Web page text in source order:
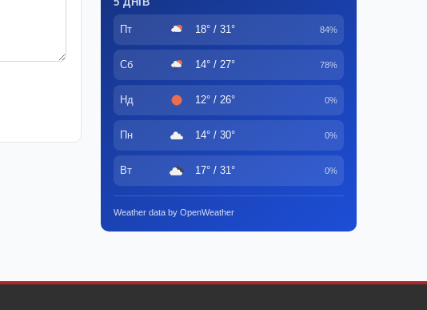
Пт 18° / 31° 84%
Сб 14° / 27° 78%
Нд 12° / 26° 0%
Пн 14° / 30° 0%
Вт 17° / 31° 0%
Weather data by OpenWeather